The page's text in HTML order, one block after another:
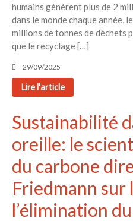
humains génèrent plus de 2
dans le monde chaque année,
millions de tonnes de déchets
que le recyclage […]
29/09/2025
Lire l'article
Sustainabilité
oreille: le
du carbone
Friedmann sur
l’élimination